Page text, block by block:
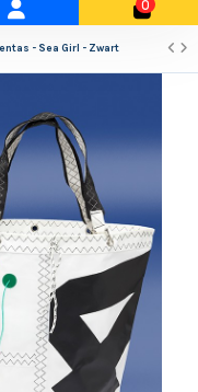
0
- Sea Girl - Zwart